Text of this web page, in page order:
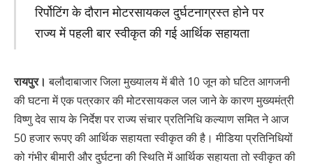
रिर्पोटिंग के दौरान मोटरसायकल दुर्घटनाग्रस्त होने पर
राज्य में पहली बार स्वीकृत की गई आर्थिक सहायता
रायपुर।बलौदाबाजार जिला मुख्यालय में बीते 10 जून को घटित आगजनी
की घटना में एक पत्रकार की मोटरसायकल जल जाने के कारण मुख्यमंत्री
विष्णु देव साय के निर्देश पर राज्य संचार प्रतिनिधि कल्याण समित ने आज
50 हजार रूपए की आर्थिक सहायता स्वीकृत की है। मीडिया प्रतिनिधियों
को गंभीर बीमारी और दुर्घटना की स्थिति में आर्थिक सहायता तो स्वीकृत की